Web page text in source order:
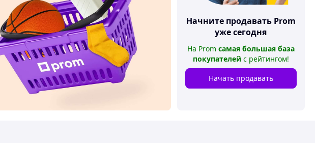
Начните продавать Prom
уже сегодня
На Prom самая большая база
покупателей с рейтингом!
Начать продавать